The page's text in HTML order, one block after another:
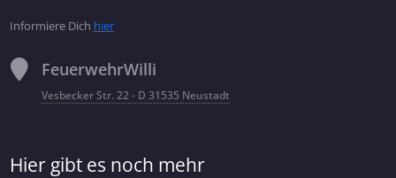
Informiere Dich hier
FeuerwehrWilli
Vesbecker Str. 22 - D 31535 Neustadt
Hier gibt es noch mehr